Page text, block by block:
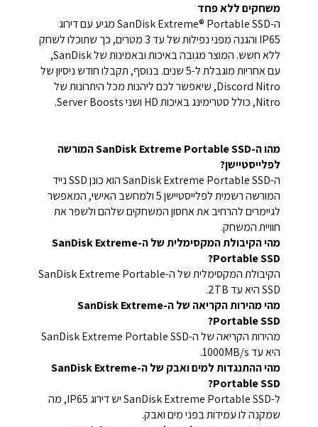
משחקים ללא פחד
ה-SanDisk Extreme® Portable SSD מגיע עם דירוג
IP65 והגנה מפני נפילות של עד 3 מטרים, כך שתוכלו לשחק
ללא חשש. המוצר מגובה באיכות ובאמינות של SanDisk,
עם אחריות מוגבלת ל-5 שנים. בנוסף, תקבלו חודש ניסיון של
Discord Nitro, שיאפשר לכם ליהנות מכל היתרונות של
Nitro, כולל סטרימינג באיכות HD ושני Server Boosts.
מהו ה-SanDisk Extreme Portable SSD המורשה
לפלייסטיישן?
ה-SanDisk Extreme Portable SSD הוא כונן SSD נייד
המורשה רשמית לפלייסטיישן 5 ולמחשב האישי, המאפשר
לגיימרים להרחיב את אחסון המשחקים שלהם ולשפר את
חוויית המשחק.
מהי הקיבולת המקסימלית של ה-SanDisk Extreme
Portable SSD?
הקיבולת המקסימלית של ה-SanDisk Extreme Portable
SSD היא עד 2TB.
מהי מהירות הקריאה של ה-SanDisk Extreme
Portable SSD?
מהירות הקריאה של ה-SanDisk Extreme Portable SSD
היא עד 1000MB/s.
מהי ההתנגדות למים ואבק של ה-SanDisk Extreme
Portable SSD?
ל-SanDisk Extreme Portable SSD יש דירוג IP65, מה
שמקנה לו עמידות בפני מים ואבק.